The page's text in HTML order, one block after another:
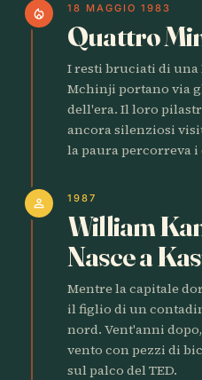
local_fire_department 18 MAGGIO 1983
Quattro
I resti bruciati di una
Mchinji portano via
dell'era. Il loro
ancora silenziosi
la paura percorreva
person 1987
William
Nasce a
Mentre la capitale
il figlio di un
nord. Vent'anni
vento con pezzi di
sul palco del TED.